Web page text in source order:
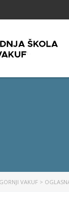
VAKUF >